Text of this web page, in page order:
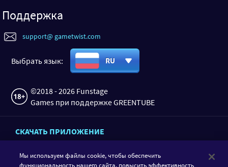
Поддержка
support@ gametwist.com
Выбрать язык: RU
©2018 - 2026 Funstage
Games при поддержке GREENTUBE
СКАЧАТЬ ПРИЛОЖЕНИЕ
Мы используем файлы cookie, чтобы обеспечить
функциональность нашего сайта, повысить эффективность